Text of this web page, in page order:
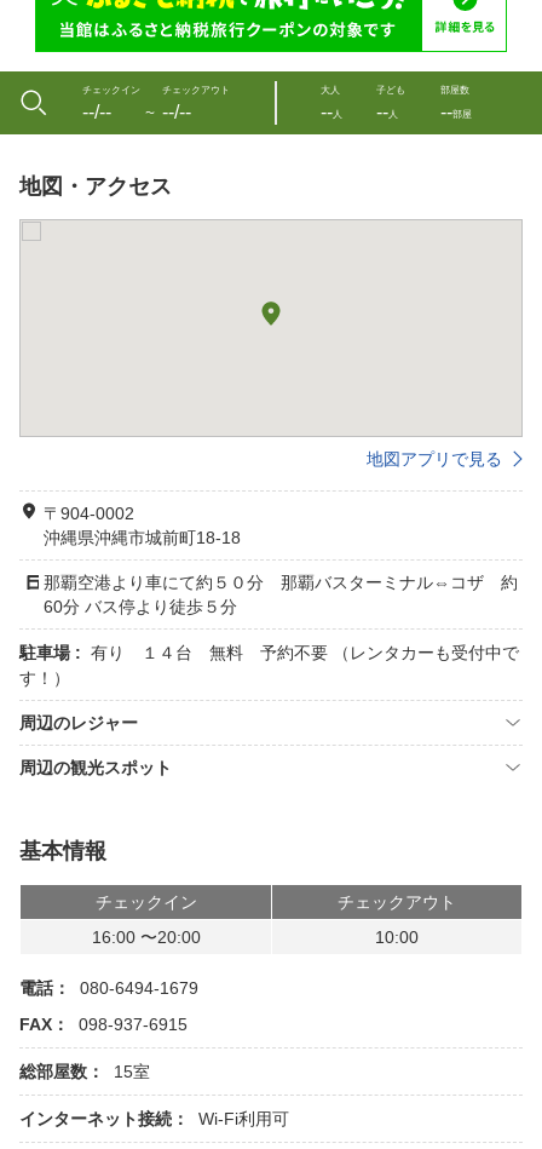
チェックイン
--/-- 〜
チェックアウト
--/--
大人
--人
子ども
--人
部屋数
--部屋
地図・アクセス
地図アプリで見る
〒904-0002
沖縄県沖縄市城前町18-18
那覇空港より車にて約５０分 那覇バスターミナル⇔コザ 約
60分 バス停より徒歩５分
駐車場 : 有り １４台 無料 予約不要 （レンタカーも受付中で
す！）
周辺のレジャー
周辺の観光スポット
基本情報
チェックイン
チェックアウト
16:00 〜20:00
10:00
電話：
080-6494-1679
FAX：
098-937-6915
総部屋数： 15室
インターネット接続： Wi-Fi利用可